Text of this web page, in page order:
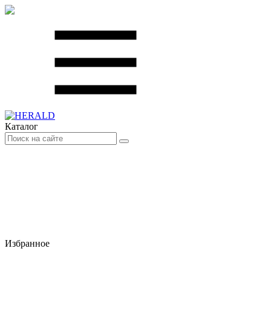
Каталог
Избранное